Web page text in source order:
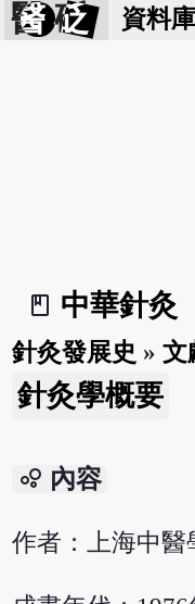
醫 砭 資料庫
book_2
中華針灸
針灸發展史 »文
針灸學概要
bubble_chart 內容
作者：上海中醫